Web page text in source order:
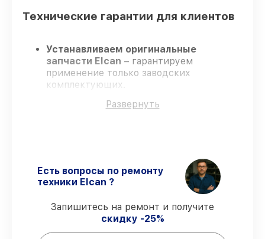
Технические гарантии для клиентов
Устанавливаем оригинальные
запчасти Elcan – гарантируем
применение только заводских
комплектующих.
проходят строгий отбор, что
оптического прицела Elcan SpecterTR
1x/3x/9x TFOV139-C1 строго по
Поддержка после ремонта– все
работы и запчасти защищены
официальной гарантией Elcan.
Развернуть
Есть вопросы по ремонту
техники Elcan ?
Запишитесь на ремонт и получите
скидку -25%